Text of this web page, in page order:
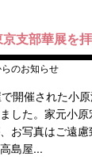
支部華展を拝
のお知らせ
開催された小
した。家元小
お写真はご遠
島屋...